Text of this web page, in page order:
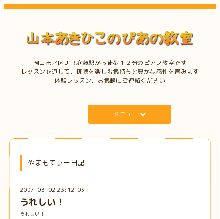
岡山市北区ＪＲ庭瀬駅から徒歩１２分のピアノ教室です
レッスンを通して、挑戦を楽しむ気持ちと豊かな感性を育みます
体験レッスン、お気軽にご連絡ください
メニュー
やまもてぃー日記
2007-03-02 23:12:03
うれしい！
うれしい！